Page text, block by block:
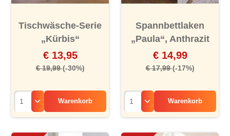
Tischwäsche-Serie
„Kürbis“
€ 13,95
€ 19,99(-30%)
Warenkorb
Spannbettlaken
„Paula“, Anthrazit
€ 14,99
€ 17,99(-17%)
Warenkorb